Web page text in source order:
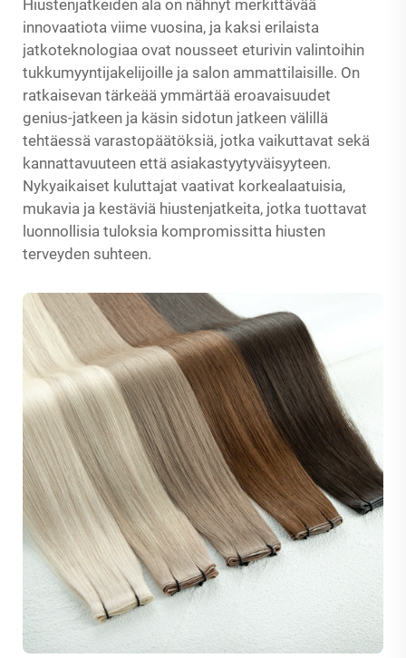
Hiustenjatkeiden ala on nähnyt merkittävää
innovaatiota viime vuosina, ja kaksi erilaista
jatkoteknologiaa ovat nousseet eturivin valintoihin
tukkumyyntijakelijoille ja salon ammattilaisille. On
ratkaisevan tärkeää ymmärtää eroavaisuudet
genius-jatkeen ja käsin sidotun jatkeen välillä
tehtäessä varastopäätöksiä, jotka vaikuttavat sekä
kannattavuuteen että asiakastyytyväisyyteen.
Nykyaikaiset kuluttajat vaativat korkealaatuisia,
mukavia ja kestäviä hiustenjatkeita, jotka tuottavat
luonnollisia tuloksia kompromissitta hiusten
terveyden suhteen.